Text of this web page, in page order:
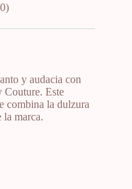
y audacia con
Couture. Este
combina la dulzura
la marca.